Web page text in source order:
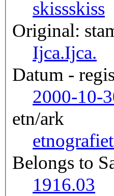
skissskiss
Original:
Ijca.Ijca.
Datum -
2000-10-
etn/ark
etnografi
Belongs to
1916.03